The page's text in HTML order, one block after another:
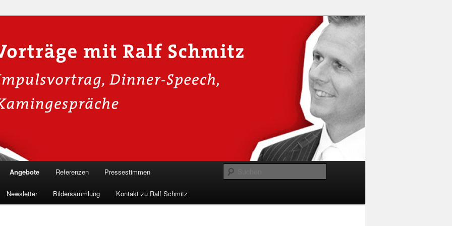
für Hackervorträge &
in die Welt der Cybersicherheit mit Ralf Schmitz. Erleben Sie Live-
& schützen Sie sich effektiv.
Angebote Referenzen Pressestimmen
Newsletter Bildersammlung Kontakt zu Ralf Schmitz